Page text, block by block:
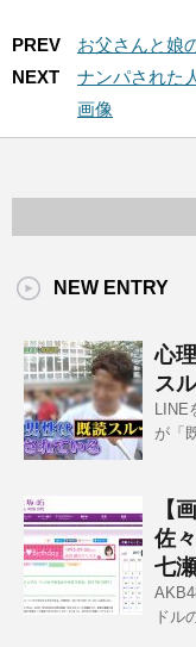
PREV
お父さんと娘
NEXT
ナンパされた
画像
NEW ENTRY
心
ス
が「
【
佐
七
ドル